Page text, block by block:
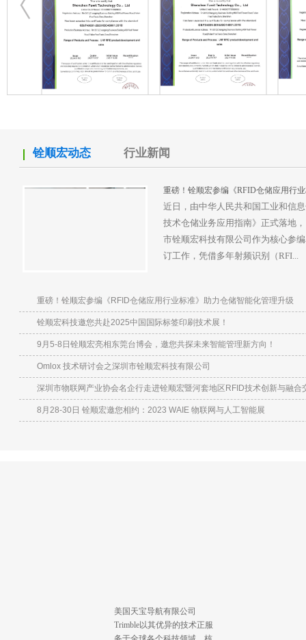
超高频仓储用RFID电子标
签 TAG-915-M132
全管理体系
高新技术企业证书 铨顺
铨顺宏动态 行业新闻
重磅！铨顺宏参编《RFID仓储应用行
近日，由中华人民共和国工业和信
技术仓储业务应用指南》正式落地
市铨顺宏科技有限公司作为核心参
订工作，凭借多年射频识别（RFI...
重磅！铨顺宏参编《RFID仓储应用行业标准》助力仓储智能化管理升级
铨顺宏科技邀您共赴2025中国国际标签印刷技术展！
9月5-8日铨顺宏亮相东莞台博会，邀您共探未来智能管理新方向！
Omlox 技术研讨会之深圳市铨顺宏科技有限公司
深圳市物联网产业协会名企行走进铨顺宏暨河套地区RFID技术创新与融合
8月28-30日 铨顺宏邀您相约：2023 WAIE 物联网与人工智能展
美国天宝导航有限公司
Trimble以其优异的技术正服